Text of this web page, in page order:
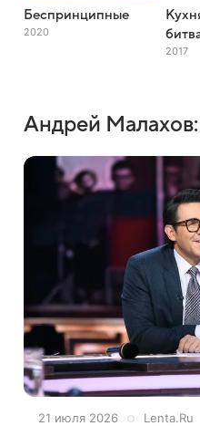
Беспринципные
2020
2017
Андрей
21 июля 2026 Lenta.Ru